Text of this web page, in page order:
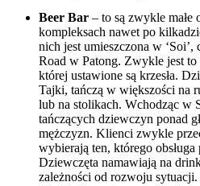
Beer Bar – to są zwykle małe
kompleksach nawet po
nich jest umieszczona w
Road w Patong. Zwykle jest
której ustawione są krzesła.
Tajki, tańczą w większości na
lub na stolikach. Wchodząc w
tańczących dziewczyn ponad
mężczyzn. Klienci zwykle
wybierają ten, którego
Dziewczęta namawiają na
zależności od rozwoju sytuacji.